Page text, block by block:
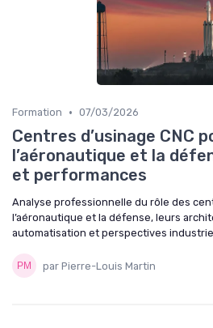
Formation • 07/03/2026
Centres d’usinage CNC
l’aéronautique et la
et performances
Analyse professionnelle du rôle des
l’aéronautique et la défense, leurs
automatisation et perspectives
par Pierre-Louis Martin